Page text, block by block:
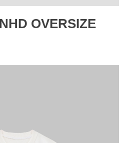
OVERSIZE